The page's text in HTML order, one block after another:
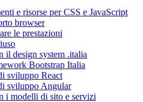
e risorse per CSS e JavaScript
browser
le prestazioni
il design system .italia
Bootstrap Italia
sviluppo React
sviluppo Angular
i modelli di sito e servizi